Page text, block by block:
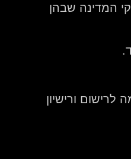
המדינה שבהן
לרישום ורישיון